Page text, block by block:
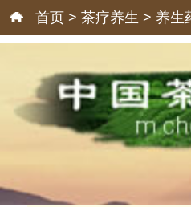
首页 > 茶疗养生 > 养生